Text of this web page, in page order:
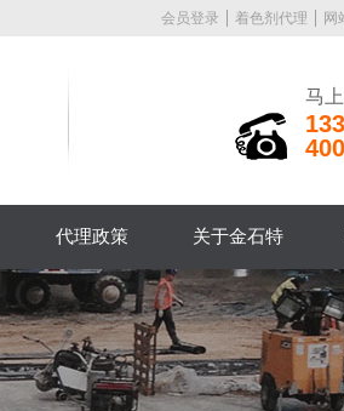
会员登录 着色剂代理 网
马
代理政策 关于金石特